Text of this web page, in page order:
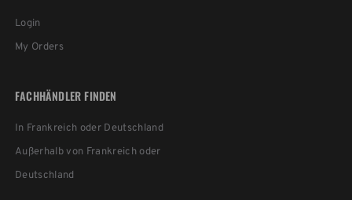
Login
My Orders
FACHHÄNDLER FINDEN
In Frankreich oder Deutschland
Außerhalb von Frankreich oder
Deutschland